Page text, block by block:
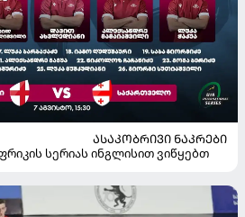
ᲐᲡᲐᲙᲝᲑᲠᲘᲕᲘ ᲜᲐᲙᲠᲔᲑᲘ
სერიას ინგლისით ვიწყებთ